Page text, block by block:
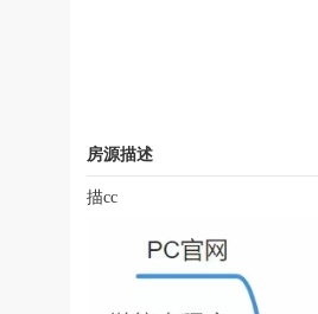
房源描述
描cc